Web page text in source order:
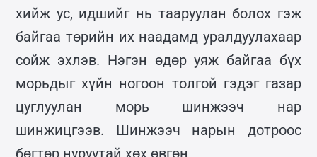
хийж ус, идшийг нь тааруулан болох гэж
байгаа төрийн их наадамд уралдуулахаар
сойж эхлэв. Нэгэн өдөр уяж байгаа бүх
морьдыг хүйн ногоон толгой гэдэг газар
цуглуулан морь шинжээч нар
шинжицгээв. Шинжээч нарын дотроос
бөгтөр нуруутай хөх өвгөн,